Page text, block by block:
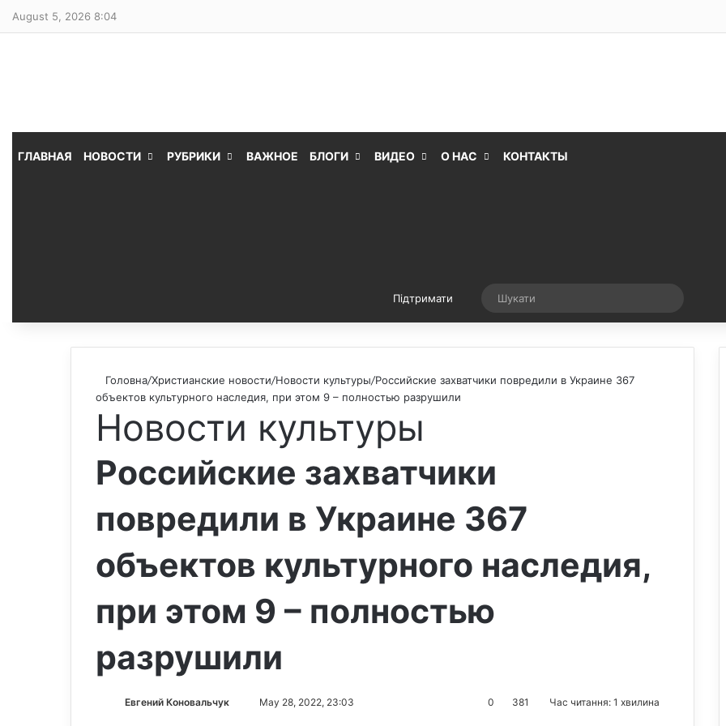
August 5, 2026 8:04
ГЛАВНАЯ НОВОСТИ РУБРИКИ ВАЖНОЕ БЛОГИ ВИДЕО О НАС КОНТАКТЫ
Підтримати Випадкова стаття
Головна/Христианские новости/Новости культуры/Российские захватчики повредили в Украине 367
объектов культурного наследия, при этом 9 – полностью разрушили
Новости культуры
Российские захватчики
повредили в Украине 367
объектов культурного наследия,
при этом 9 – полностью
разрушили
Евгений Коновальчук May 28, 2022, 23:03 0 381 Час читання: 1 хвилина